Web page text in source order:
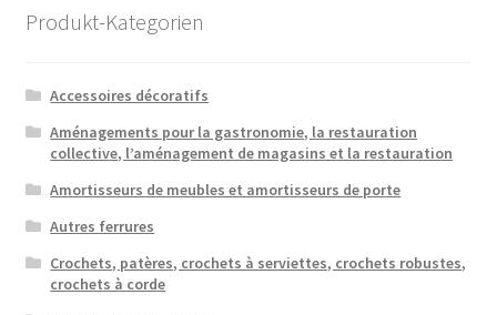
Produkt-Kategorien
Accessoires décoratifs
Aménagements pour la gastronomie, la restauration
collective, l’aménagement de magasins et la restauration
Amortisseurs de meubles et amortisseurs de porte
Autres ferrures
Crochets, patères, crochets à serviettes, crochets robustes,
crochets à corde